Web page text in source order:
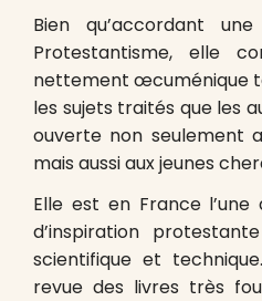
Bien qu’accordant
Protestantisme, elle
nettement œcuménique
les sujets traités que les
ouverte non seulement
mais aussi aux jeunes
Elle est en France
d’inspiration
scientifique et
revue des livres très